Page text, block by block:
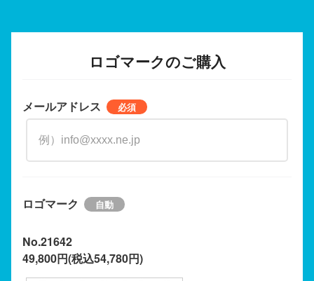
ロゴマークのご購入
メールアドレス
ロゴマーク
No.21642
49,800円(税込54,780円)